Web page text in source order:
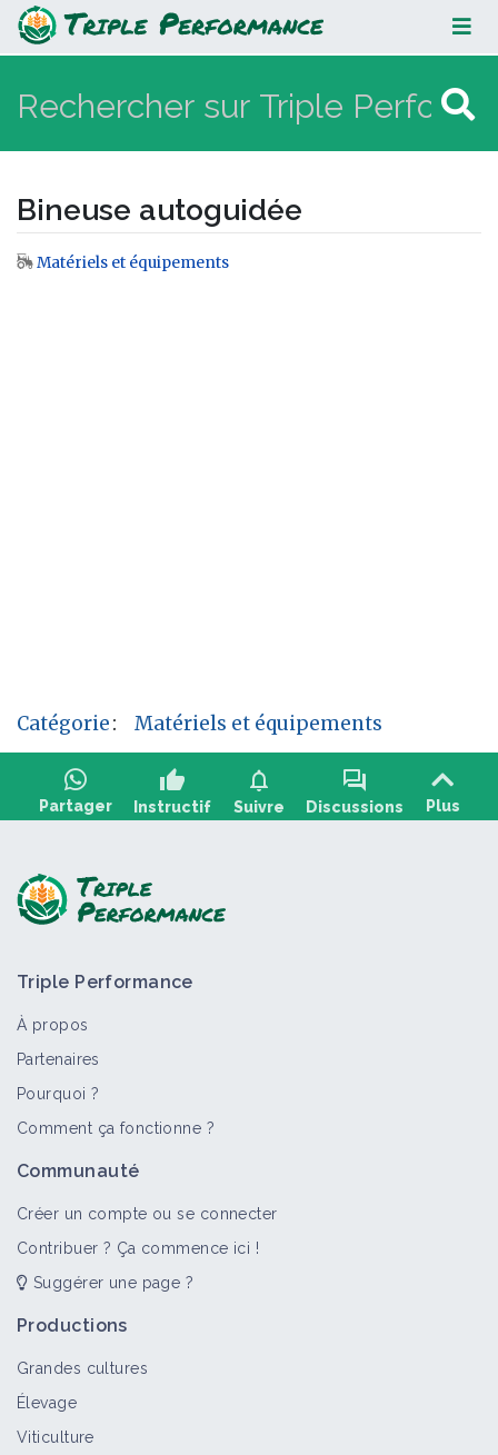
Bineuse autoguidée
Bineuse autoguidée
Aller à :navigation,rechercher
Matériels et équipements
Catégorie: Matériels et équipements
Partager
thumb_up
Instructif
notifications
Suivre
forum
Discussions Plus
Paul-Louis Boivinet Boularan
Triple Performance
À propos
Partenaires
Pourquoi ?
Comment ça fonctionne ?
Communauté
Créer un compte ou se connecter
Contribuer ? Ça commence ici !
Suggérer une page ?
Productions
Grandes cultures
Élevage
Viticulture